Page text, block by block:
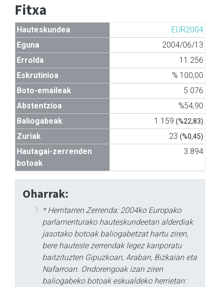
Fitxa
Hauteskundea
EUR2004
Eguna
2004/06/13
Errolda
11.256
Eskrutinioa
% 100,00
Boto-emaileak
5.076
Abstentzioa
%54,90
Baliogabeak
1.159 (%22,83)
Zuriak 23 (%0,45)
Hautagai-zerrenden
botoak
3.894
Oharrak:
* Herritarren Zerrenda: 2004ko Europako
parlamenturako hauteskundeetan alderdiak
jasotako botoak baliogabetzat hartu ziren,
bere hautesle zerrendak legez kanporatu
baitzituzten Gipuzkoan, Araban, Bizkaian eta
Nafarroan. Ondorengoak izan ziren
baliogabeko botoak eskualdeko herrietan: